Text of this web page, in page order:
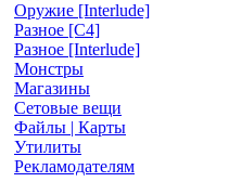
Оружие [Interlude]
Разное [C4]
Разное [Interlude]
Монстры
Магазины
Сетовые вещи
Файлы | Карты
Утилиты
Рекламодателям